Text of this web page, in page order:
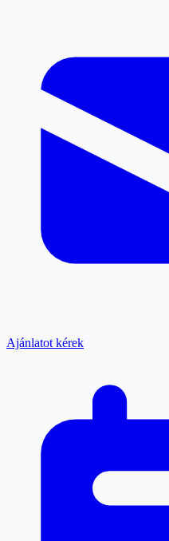
Ajánlatot kérek